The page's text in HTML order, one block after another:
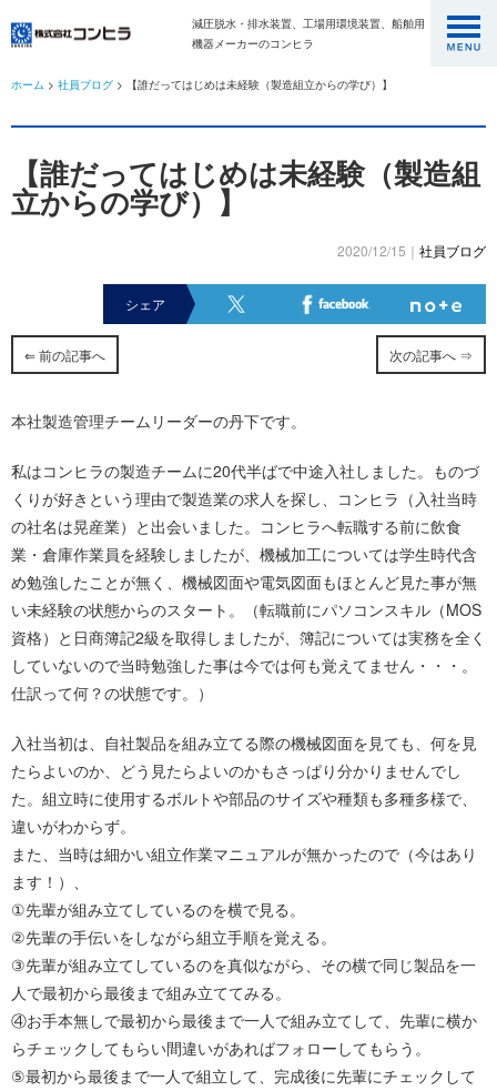
減圧脱水・排水装置、工場用環境装置、船舶用
機器メーカーのコンヒラ
ホーム > 社員ブログ > 【誰だってはじめは未経験（製造組立からの学び）】
【誰だってはじめは未経験（製造組
立からの学び）】
2020/12/15｜ 社員ブログ
シェア
⇐ 前の記事へ 次の記事へ ⇒
本社製造管理チームリーダーの丹下です。
私はコンヒラの製造チームに20代半ばで中途入社しました。ものづ
くりが好きという理由で製造業の求人を探し、コンヒラ（入社当時
の社名は晃産業）と出会いました。コンヒラへ転職する前に飲食
業・倉庫作業員を経験しましたが、機械加工については学生時代含
め勉強したことが無く、機械図面や電気図面もほとんど見た事が無
い未経験の状態からのスタート。（転職前にパソコンスキル（MOS
資格）と日商簿記2級を取得しましたが、簿記については実務を全く
していないので当時勉強した事は今では何も覚えてません・・・。
仕訳って何？の状態です。）
入社当初は、自社製品を組み立てる際の機械図面を見ても、何を見
たらよいのか、どう見たらよいのかもさっぱり分かりませんでし
た。組立時に使用するボルトや部品のサイズや種類も多種多様で、
違いがわからず。
また、当時は細かい組立作業マニュアルが無かったので（今はあり
ます！）、
①先輩が組み立てしているのを横で見る。
②先輩の手伝いをしながら組立手順を覚える。
③先輩が組み立てしているのを真似ながら、その横で同じ製品を一
人で最初から最後まで組み立ててみる。
④お手本無しで最初から最後まで一人で組み立てして、先輩に横か
らチェックしてもらい間違いがあればフォローしてもらう。
⑤最初から最後まで一人で組立して、完成後に先輩にチェックして